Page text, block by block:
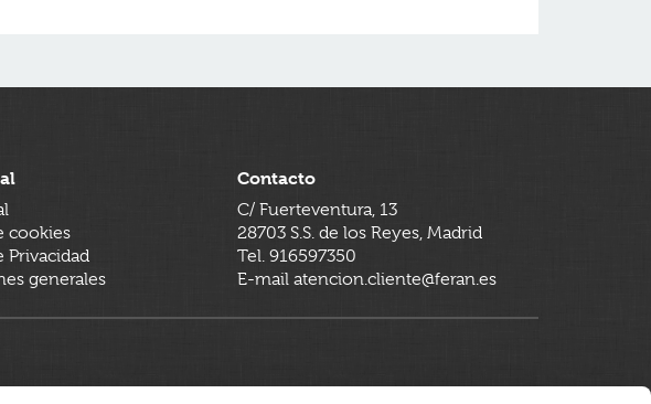
cookies
Privacidad
generales
Contacto
C/ Fuerteventura, 13
28703 S.S. de los Reyes, Madrid
Tel. 916597350
E-mail atencion.cliente@feran.es